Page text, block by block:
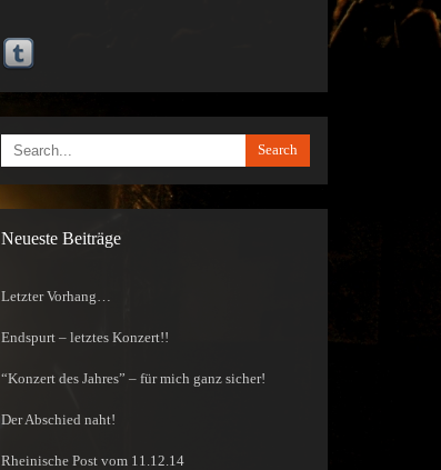
Search
Neueste Beiträge
Letzter Vorhang…
Endspurt – letztes Konzert!!
“Konzert des Jahres” – für mich ganz sicher!
Der Abschied naht!
Rheinische Post vom 11.12.14